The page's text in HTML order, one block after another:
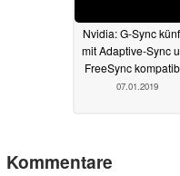
Nvidia: G-Sync
mit Adaptive-Sync
FreeSync
07.01.2019
Kommentare